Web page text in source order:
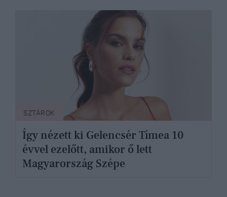
SZTÁROK
Így nézett ki Gelencsér Tímea 10
évvel ezelőtt, amikor ő lett
Magyarország Szépe